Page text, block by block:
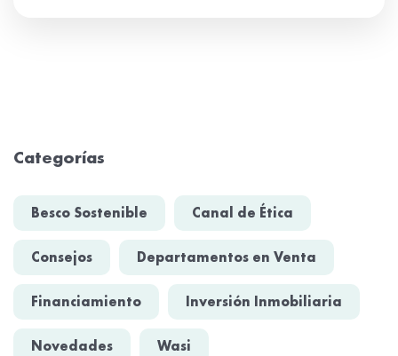
Categorías
Besco Sostenible Canal de Ética
Consejos Departamentos en Venta
Financiamiento Inversión Inmobiliaria
Novedades Wasi